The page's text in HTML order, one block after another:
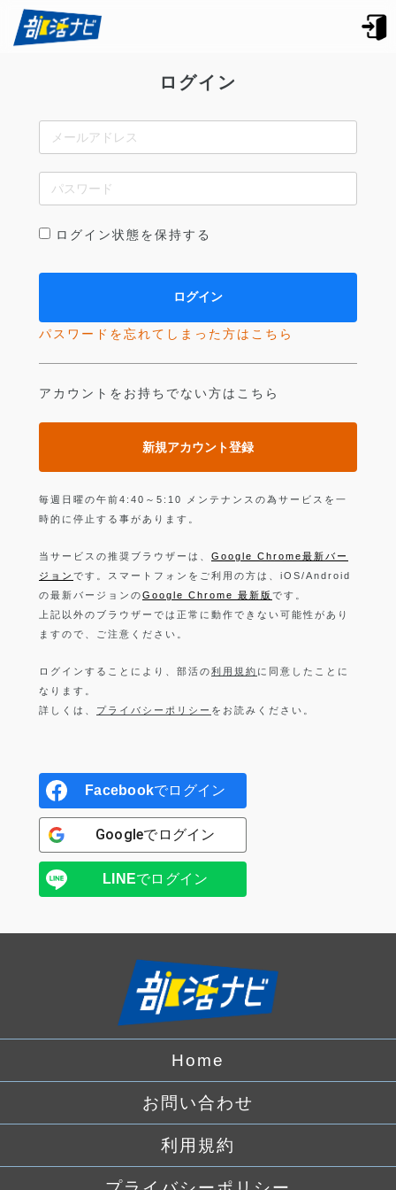
ログイン
ログイン状態を保持する
パスワードを忘れてしまった方はこちら
アカウントをお持ちでない方はこちら
新規アカウント登録
毎週日曜の午前4:40～5:10 メンテナンスの為サービスを一
時的に停止する事があります。
当サービスの推奨ブラウザーは、 Google Chrome最新バー
ジョン です。スマートフォンをご利用の方は、iOS/Android
の最新バージョンのGoogle Chrome 最新版 です。
上記以外のブラウザーでは正常に動作できない可能性があり
ますので、ご注意ください。
ログインすることにより、部活の利用規約 に同意したことに
なります。
詳しくは、 プライバシーポリシー をお読みください。
Facebookでログイン
Googleでログイン
LINEでログイン
Home
お問い合わせ
利用規約